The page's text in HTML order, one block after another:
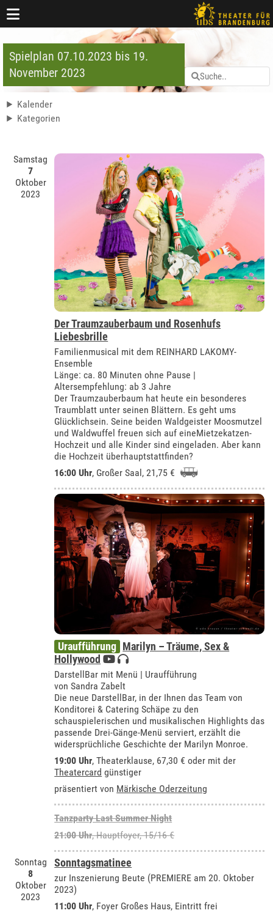
Spielplan 07.10.2023 bis 19.
November 2023
Kalender
Kategorien
Samstag
7
Oktober
2023
Der Traumzauberbaum und Rosenhufs
Liebesbrille
Familienmusical mit dem REINHARD LAKOMY-
Ensemble
Länge: ca. 80 Minuten ohne Pause |
Altersempfehlung: ab 3 Jahre
Der Traumzauberbaum hat heute ein besonderes
Traumblatt unter seinen Blättern. Es geht ums
Glücklichsein. Seine beiden Waldgeister Moosmutzel
und Waldwuffel freuen sich auf eineMietzekatzen-
Hochzeit und alle Kinder sind eingeladen. Aber kann
die Hochzeit überhauptstattfinden?
16:00 Uhr, Großer Saal, 21,75 €
Uraufführung Marilyn – Träume, Sex &
Hollywood
DarstellBar mit Menü | Uraufführung
von Sandra Zabelt
Die neue DarstellBar, in der Ihnen das Team von
Konditorei & Catering Schäpe zu den
schauspielerischen und musikalischen Highlights das
passende Drei-Gänge-Menü serviert, erzählt die
widersprüchliche Geschichte der Marilyn Monroe.
19:00 Uhr,Theaterklause, 67,30 € oder mit der
Theatercard günstiger
präsentiert von Märkische Oderzeitung
Tanzparty Last Summer Night
21:00 Uhr, Hauptfoyer, 15/16 €
Sonntag
8
Oktober
2023
Sonntagsmatinee
zur Inszenierung Beute (PREMIERE am 20. Oktober
2023)
11:00 Uhr, Foyer Großes Haus, Eintritt frei